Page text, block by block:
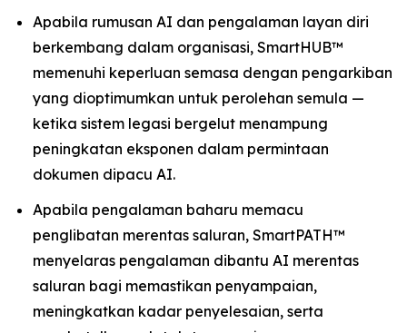
Apabila rumusan AI dan pengalaman layan diri
berkembang dalam organisasi, SmartHUB™
memenuhi keperluan semasa dengan pengarkiban
yang dioptimumkan untuk perolehan semula —
ketika sistem legasi bergelut menampung
peningkatan eksponen dalam permintaan
dokumen dipacu AI.
Apabila pengalaman baharu memacu
penglibatan merentas saluran, SmartPATH™
menyelaras pengalaman dibantu AI merentas
saluran bagi memastikan penyampaian,
meningkatkan kadar penyelesaian, serta